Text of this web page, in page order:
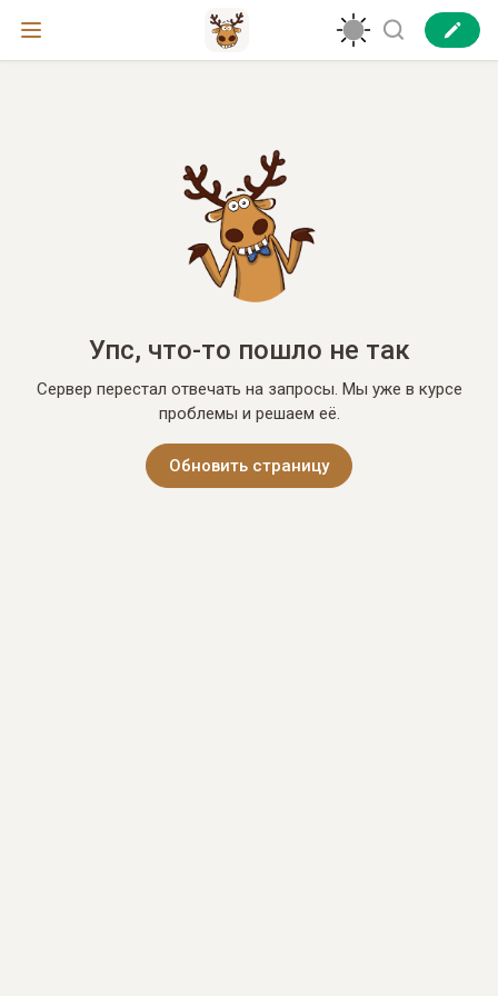
Упс, что-то пошло не так
Сервер перестал отвечать на запросы. Мы уже в курсе
проблемы и решаем её.
Обновить страницу